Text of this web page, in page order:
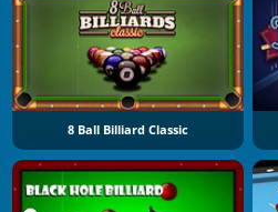
8 Ball Billiard Classic